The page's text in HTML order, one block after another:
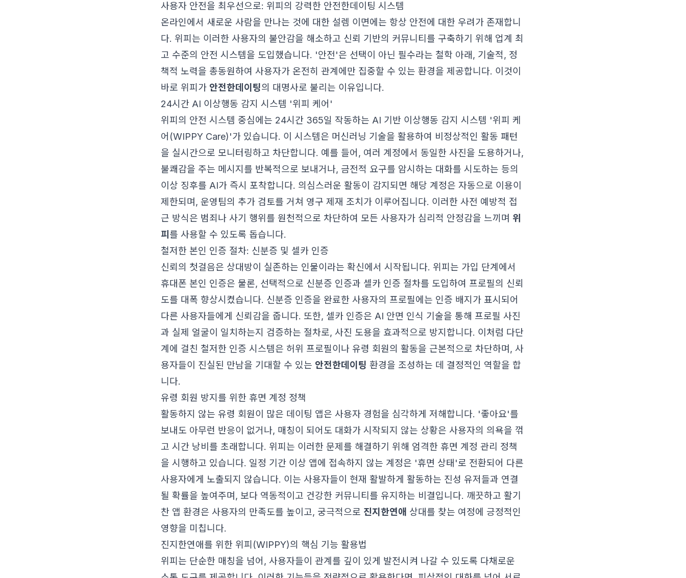
사용자 안전을 최우선으로: 위피의 강력한 안전한데이팅 시스템
온라인에서 새로운 사람을 만나는 것에 대한 설렘 이면에는 항상 안전에 대한 우려가 존재합니
다. 위피는 이러한 사용자의 불안감을 해소하고 신뢰 기반의 커뮤니티를 구축하기 위해 업계 최
고 수준의 안전 시스템을 도입했습니다. '안전'은 선택이 아닌 필수라는 철학 아래, 기술적, 정
책적 노력을 총동원하여 사용자가 온전히 관계에만 집중할 수 있는 환경을 제공합니다. 이것이
바로 위피가 안전한데이팅의 대명사로 불리는 이유입니다.
24시간 AI 이상행동 감지 시스템 '위피 케어'
위피의 안전 시스템 중심에는 24시간 365일 작동하는 AI 기반 이상행동 감지 시스템 '위피 케
어(WIPPY Care)'가 있습니다. 이 시스템은 머신러닝 기술을 활용하여 비정상적인 활동 패턴
을 실시간으로 모니터링하고 차단합니다. 예를 들어, 여러 계정에서 동일한 사진을 도용하거나,
불쾌감을 주는 메시지를 반복적으로 보내거나, 금전적 요구를 암시하는 대화를 시도하는 등의
이상 징후를 AI가 즉시 포착합니다. 의심스러운 활동이 감지되면 해당 계정은 자동으로 이용이
제한되며, 운영팀의 추가 검토를 거쳐 영구 제재 조치가 이루어집니다. 이러한 사전 예방적 접
근 방식은 범죄나 사기 행위를 원천적으로 차단하여 모든 사용자가 심리적 안정감을 느끼며 위
피 를 사용할 수 있도록 돕습니다.
철저한 본인 인증 절차: 신분증 및 셀카 인증
신뢰의 첫걸음은 상대방이 실존하는 인물이라는 확신에서 시작됩니다. 위피는 가입 단계에서
휴대폰 본인 인증은 물론, 선택적으로 신분증 인증과 셀카 인증 절차를 도입하여 프로필의 신뢰
도를 대폭 향상시켰습니다. 신분증 인증을 완료한 사용자의 프로필에는 인증 배지가 표시되어
다른 사용자들에게 신뢰감을 줍니다. 또한, 셀카 인증은 AI 안면 인식 기술을 통해 프로필 사진
과 실제 얼굴이 일치하는지 검증하는 절차로, 사진 도용을 효과적으로 방지합니다. 이처럼 다단
계에 걸친 철저한 인증 시스템은 허위 프로필이나 유령 회원의 활동을 근본적으로 차단하며, 사
용자들이 진실된 만남을 기대할 수 있는 안전한데이팅 환경을 조성하는 데 결정적인 역할을 합
니다.
유령 회원 방지를 위한 휴면 계정 정책
활동하지 않는 유령 회원이 많은 데이팅 앱은 사용자 경험을 심각하게 저해합니다. '좋아요'를
보내도 아무런 반응이 없거나, 매칭이 되어도 대화가 시작되지 않는 상황은 사용자의 의욕을 꺾
고 시간 낭비를 초래합니다. 위피는 이러한 문제를 해결하기 위해 엄격한 휴면 계정 관리 정책
을 시행하고 있습니다. 일정 기간 이상 앱에 접속하지 않는 계정은 '휴면 상태'로 전환되어 다른
사용자에게 노출되지 않습니다. 이는 사용자들이 현재 활발하게 활동하는 진성 유저들과 연결
될 확률을 높여주며, 보다 역동적이고 건강한 커뮤니티를 유지하는 비결입니다. 깨끗하고 활기
찬 앱 환경은 사용자의 만족도를 높이고, 궁극적으로 진지한연애 상대를 찾는 여정에 긍정적인
영향을 미칩니다.
진지한연애를 위한 위피(WIPPY)의 핵심 기능 활용법
위피는 단순한 매칭을 넘어, 사용자들이 관계를 깊이 있게 발전시켜 나갈 수 있도록 다채로운